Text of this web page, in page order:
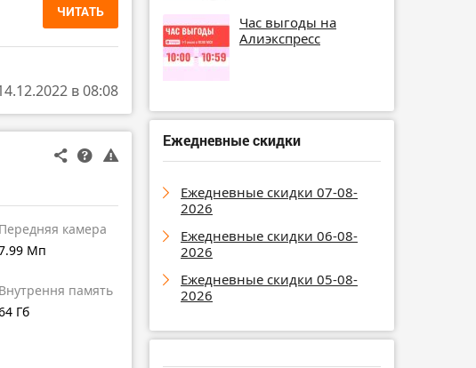
ЧИТАТЬ
в 08:08
Передняя камера
Мп
Внутрення память
Гб
Час выгоды на
Алиэкспресс
Ежедневные скидки
Ежедневные скидки 07-08-
2026
Ежедневные скидки 06-08-
2026
Ежедневные скидки 05-08-
2026